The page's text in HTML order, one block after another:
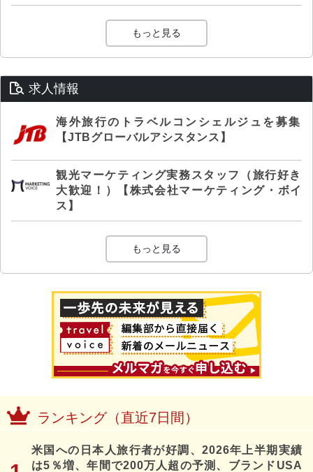
もっと見る
求人情報
海外旅行のトラベルコンシェルジュを募集
【JTBグローバルアシスタンス】
観光マーケティング実務スタッフ（旅行好き
大歓迎！）【株式会社マーケティング・ボイ
ス】
もっと見る
ランキング（直近7日間）
米国への日本人旅行者が好調、2026年上半期実績
は5％増、年間で200万人超の予測、ブランドUSA